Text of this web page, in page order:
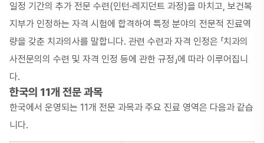
일정 기간의 추가 전문 수련(인턴·레지던트 과정)을 마치고, 보건복
지부가 인정하는 자격 시험에 합격하여 특정 분야의 전문적 진료역
량을 갖춘 치과의사를 말합니다. 관련 수련과 자격 인정은 「치과의
사전문의의 수련 및 자격 인정 등에 관한 규정」에 따라 이루어집니
다.
한국의 11개 전문 과목
한국에서 운영되는 11개 전문 과목과 주요 진료 영역은 다음과 같습
니다.